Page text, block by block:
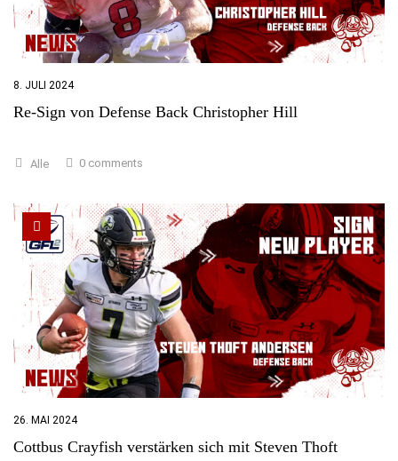
8. JULI 2024
Re-Sign von Defense Back Christopher Hill
Alle 0 comments
26. MAI 2024
Cottbus Crayfish verstärken sich mit Steven Thoft